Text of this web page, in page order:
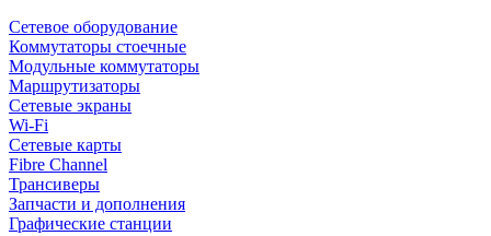
Сетевое оборудование
Коммутаторы стоечные
Модульные коммутаторы
Маршрутизаторы
Сетевые экраны
Wi-Fi
Сетевые карты
Fibre Channel
Трансиверы
Запчасти и дополнения
Графические станции